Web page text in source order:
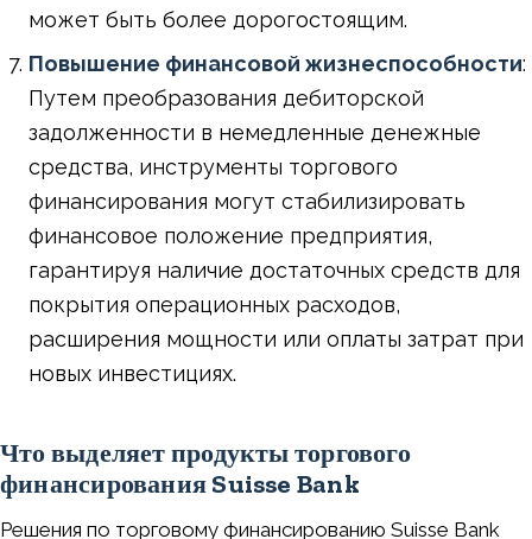
может быть более дорогостоящим.
Повышение финансовой жизнеспособности:
Путем преобразования дебиторской
задолженности в немедленные денежные
средства, инструменты торгового
финансирования могут стабилизировать
финансовое положение предприятия,
гарантируя наличие достаточных средств для
покрытия операционных расходов,
расширения мощности или оплаты затрат при
новых инвестициях.
Что выделяет продукты торгового
финансирования Suisse Bank
Решения по торговому финансированию Suisse Bank